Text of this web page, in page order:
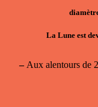
La Lune est
–Aux alentours de